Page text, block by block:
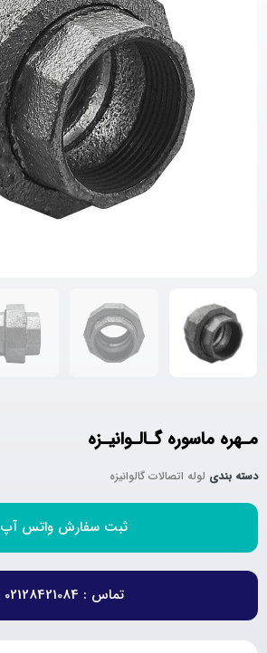
مـهره ماسوره گـالـوانیـزه
دسته بندی لوله اتصالات گالوانیزه
ثبت سفارش واتس آپ
تماس : 02128421084